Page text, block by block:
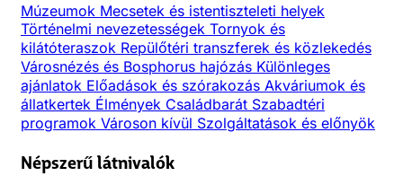
Múzeumok Mecsetek és istentiszteleti helyek
Történelmi nevezetességek Tornyok és
kilátóteraszok Repülőtéri transzferek és közlekedés
Városnézés és Bosphorus hajózás Különleges
ajánlatok Előadások és szórakozás Akváriumok és
állatkertek Élmények Családbarát Szabadtéri
programok Városon kívül Szolgáltatások és előnyök
Népszerű látnivalók